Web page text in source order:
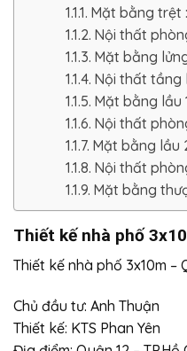
Mặt bằng trệt :
Nội thất
Mặt bằng
Nội thất tầng
Mặt bằng lầu
Nội thất
Mặt bằng lầu
Nội thất
Mặt bằng
Thiết kế nhà phố
Thiết kế nhà phố 3x10m –
Chủ đầu tư: Anh Thuận
Thiết kế: KTS Phan Yên